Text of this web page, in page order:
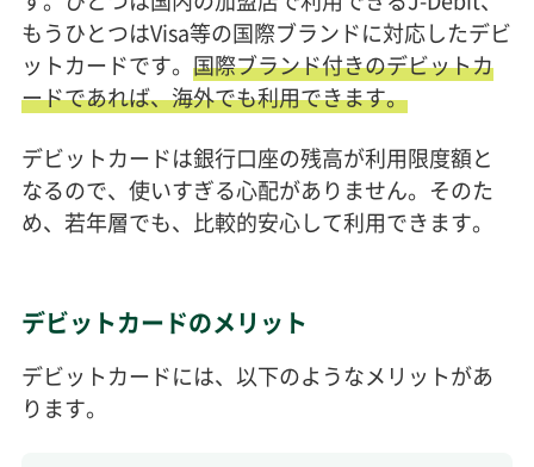
もうひとつはVisa等の国際ブランドに対応したデビ
ットカードです。 国際ブランド付きのデビットカ
ードであれば、海外でも利用できます。
デビットカードは銀行口座の残高が利用限度額と
なるので、使いすぎる心配がありません。そのた
め、若年層でも、比較的安心して利用できます。
デビットカードのメリット
デビットカードには、以下のようなメリットがあ
ります。